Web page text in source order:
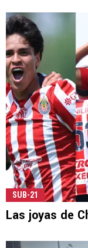
SUB-21
Las joyas de